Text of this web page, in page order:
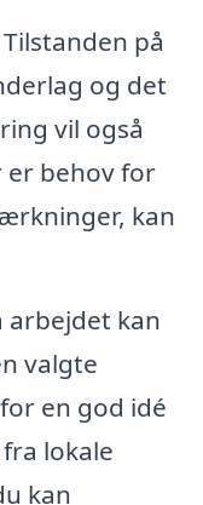
Tilstanden på
og det
vil også
er behov for
kan
arbejdet kan
valgte
en god idé
lokale
kan